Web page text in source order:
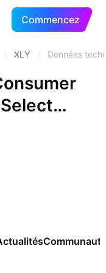
Commencez
XLY Données
Communauté